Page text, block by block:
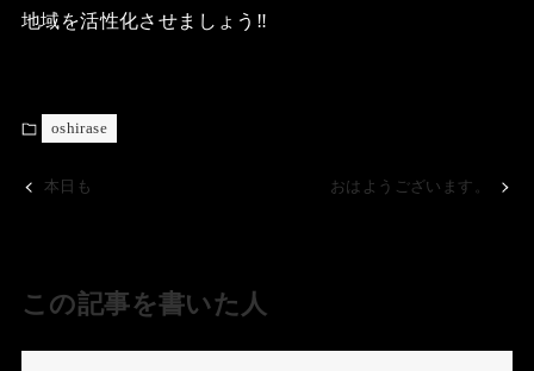
地域を活性化させましょう‼️
oshirase
本日も おはようございます。
この記事を書いた人